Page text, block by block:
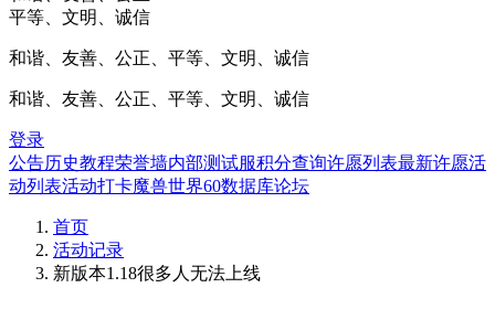
平等、文明、诚信
和谐、友善、公正、平等、文明、诚信
和谐、友善、公正、平等、文明、诚信
登录
公告历史教程荣誉墙内部测试服积分查询许愿列表最新许愿活
动列表活动打卡魔兽世界60数据库论坛
首页
活动记录
新版本1.18很多人无法上线